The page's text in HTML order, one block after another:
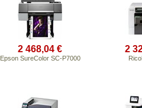
2 468,04 €
Epson SureColor SC-P7000
2